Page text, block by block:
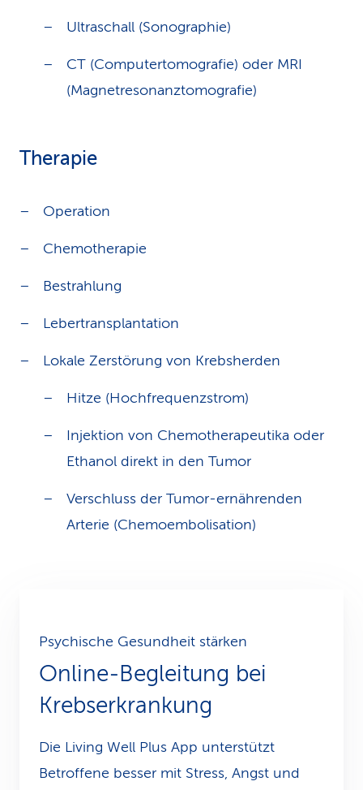
Ultraschall (Sonographie)
CT (Computertomografie) oder MRI
(Magnetresonanztomografie)
Therapie
Operation
Chemotherapie
Bestrahlung
Lebertransplantation
Lokale Zerstörung von Krebsherden
Hitze (Hochfrequenzstrom)
Injektion von Chemotherapeutika oder
Ethanol direkt in den Tumor
Verschluss der Tumor-ernährenden
Arterie (Chemoembolisation)
Psychische Gesundheit stärken
Online-Begleitung bei
Krebs­erkrankung
Die Living Well Plus App unterstützt
Betroffene besser mit Stress, Angst und